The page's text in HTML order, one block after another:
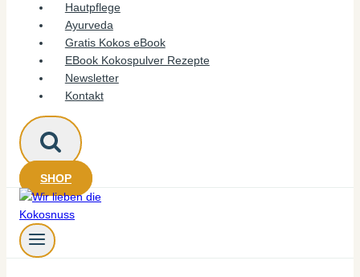
Hautpflege
Ayurveda
Gratis Kokos eBook
EBook Kokospulver Rezepte
Newsletter
Kontakt
SHOP